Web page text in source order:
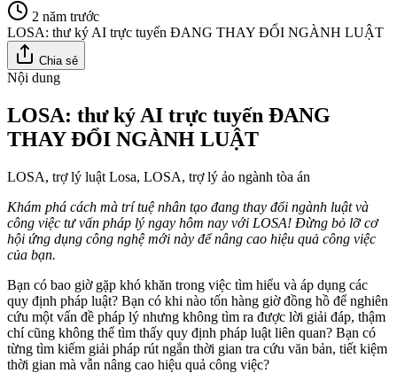
2 năm trước
LOSA: thư ký AI trực tuyến ĐANG THAY ĐỔI NGÀNH LUẬT
Chia sẻ
Nội dung
LOSA: thư ký AI trực tuyến ĐANG
THAY ĐỔI NGÀNH LUẬT
LOSA, trợ lý luật Losa, LOSA, trợ lý ảo ngành tòa án
Khám phá cách mà trí tuệ nhân tạo đang thay đổi ngành luật và
công việc tư vấn pháp lý ngay hôm nay với LOSA! Đừng bỏ lỡ cơ
hội ứng dụng công nghệ mới này để nâng cao hiệu quả công việc
của bạn.
Bạn có bao giờ gặp khó khăn trong việc tìm hiểu và áp dụng các
quy định pháp luật? Bạn có khi nào tốn hàng giờ đồng hồ để nghiên
cứu một vấn đề pháp lý nhưng không tìm ra được lời giải đáp, thậm
chí cũng không thể tìm thấy quy định pháp luật liên quan? Bạn có
từng tìm kiếm giải pháp rút ngắn thời gian tra cứu văn bản, tiết kiệm
thời gian mà vẫn nâng cao hiệu quả công việc?